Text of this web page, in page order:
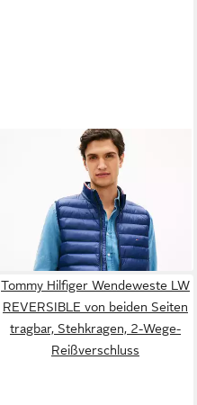
TOMMY HILFIGER
Steppweste MIX MEDIA
Stehkragen, 2-Wege-
Reißverschluss
ab 119,99 € UVP 199,90 €
Tommy Hilfiger Wendeweste LW
REVERSIBLE von beiden Seiten
tragbar, Stehkragen, 2-Wege-
Reißverschluss